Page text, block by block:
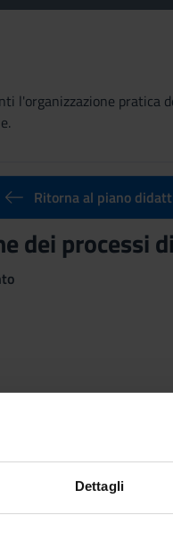
Dettagli
l'organizzazione
Ritorna al piano
dei processi
CLINICA